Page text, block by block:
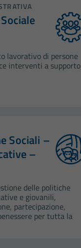
lavorativo di persone
interventi a supporto
Sociali –
–
delle politiche
e giovanili,
partecipazione,
per tutta la